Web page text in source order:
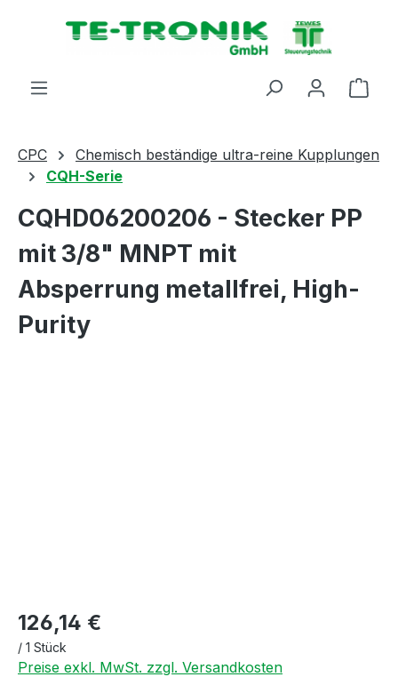
springen
CPC
Chemisch beständige ultra-reine Kupplungen
CQH-Serie
CQHD06200206 - Stecker PP
mit 3/8" MNPT mit
Absperrung metallfrei, High-
Purity
126,14 €
/ 1 Stück
Preise exkl. MwSt. zzgl. Versandkosten